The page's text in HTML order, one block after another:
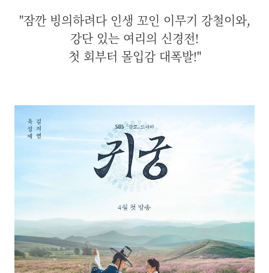
"잠깐 빙의하려다 인생 꼬인 이무기 강철이와,
강단 있는 여리의 신경전!
첫 회부터 몰입감 대폭발!"